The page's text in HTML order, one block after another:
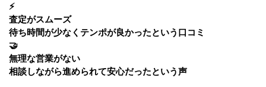
⚡
査定がスムーズ
待ち時間が少なくテンポが良かったという口コミ
🤝
無理な営業がない
相談しながら進められて安心だったという声